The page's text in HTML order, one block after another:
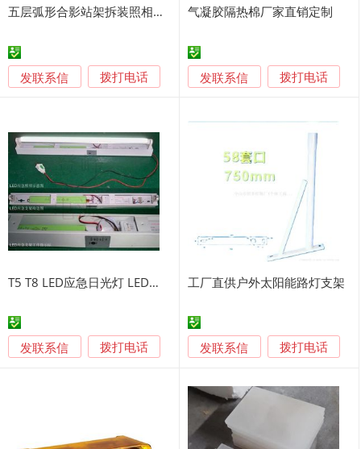
五层弧形合影站架拆装照相架子
发联系信 拨打电话
气凝胶隔热棉厂家直销定制
发联系信 拨打电话
T5 T8 LED应急日光灯 LED日光灯应急电源 应急支架
发联系信 拨打电话
工厂直供户外太阳能路灯支架
发联系信 拨打电话